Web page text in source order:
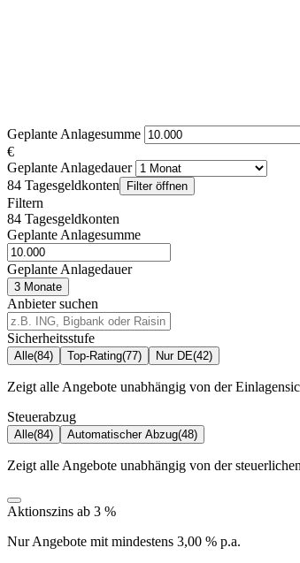
Geplante Anlagesumme
€
Geplante Anlagedauer
84 Tagesgeldkonten
Filter öffnen
Filtern
84 Tagesgeldkonten
Geplante Anlagesumme
Geplante Anlagedauer
3 Monate
Anbieter suchen
Sicherheitsstufe
Alle(84) Top-Rating(77) Nur DE(42)
Zeigt alle Angebote unabhängig von der
Steuerabzug
Alle(84) Automatischer Abzug(48)
Zeigt alle Angebote unabhängig von der
Aktionszins ab 3 %
Nur Angebote mit mindestens 3,00 % p.a.